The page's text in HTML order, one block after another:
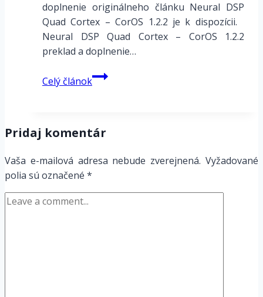
doplnenie originálneho článku Neural DSP
Quad Cortex – CorOS 1.2.2 je k dispozícii.
Neural DSP Quad Cortex – CorOS 1.2.2
preklad a doplnenie…
Celý článokNeural
DSP
–
1.2.2
Pridaj komentár
Vaša e-mailová adresa nebude zverejnená. Vyžadované
polia sú označené *